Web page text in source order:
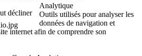
décliner
Analytique
Outils utilisés pour analyser les
données de navigation et
internet afin de comprendre son